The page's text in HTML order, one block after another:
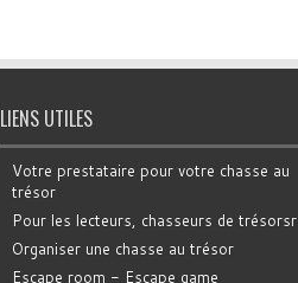
LIENS UTILES
Votre prestataire pour votre chasse au
trésor
Pour les lecteurs, chasseurs de trésorsr
Organiser une chasse au trésor
Escape room - Escape game